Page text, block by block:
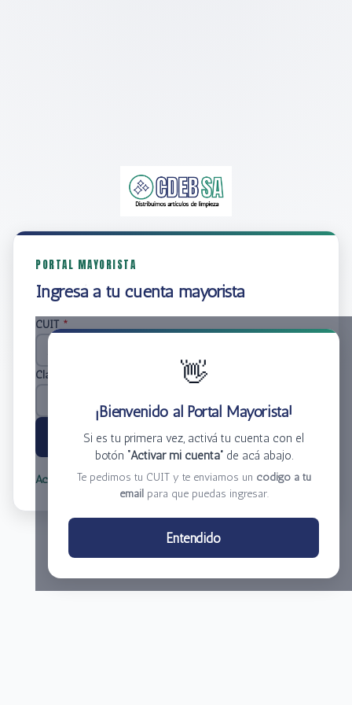
PORTAL MAYORISTA
Ingresá a tu cuenta mayorista
👋
¡Bienvenido al Portal Mayorista!
Si es tu primera vez, activá tu cuenta con el
botón “Activar mi cuenta”de acá abajo.
Te pedimos tu CUIT y te enviamos un código a tu
email para que puedas ingresar.
Entendido
CUIT *
Clave
Ingresar
Activar mi cuenta Olvidé mi clave
Centro de Distribución El Bacha S.A.